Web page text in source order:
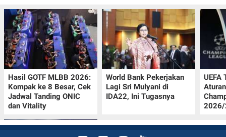
Hasil GOTF MLBB 2026:
Kompak ke 8 Besar, Cek
Jadwal Tanding ONIC
dan Vitality
World Bank Pekerjakan
Lagi Sri Mulyani di
IDA22, Ini Tugasnya
UEFA
2026/